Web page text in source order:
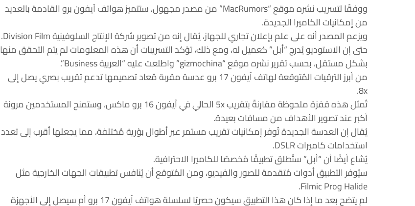
ووفقًا لتسريب نشره موقع “MacRumors” من مصدر مجهول، ستتميز هواتف آيفون برو القادمة بالعديد
من إمكانيات الكاميرا الجديدة.
ويزعم المصدر أنه على علم بإعلان تجاري للجهاز، يُقال إنه من تصوير شركة الإنتاج السلوفينية Division Film.
حتى إن الاستوديو يُدرج “أبل” كعميل له، ومع ذلك، تؤكد التسريبات أن هذه المعلومات لم يتم التحقق منها
بشكل مستقل، بحسب تقرير نشره موقع “gizmochina” واطلعت عليه “العربية Business”.
من أبرز الترقيات المُتوقعة لهاتف آيفون 17 برو عدسة مقربة مُعاد تصميمها تدعم تقريب بصري يصل إلى
8x.
تُمثل هذه قفزة ملحوظة مقارنةً بتقريب 5x الحالي في آيفون 16 برو ماكس، وستمنح المستخدمين مرونة
أكبر عند تصوير الأهداف من مسافات بعيدة.
يُقال إن العدسة الجديدة تُوفر إمكانيات تقريب مستمر عبر أطوال بؤرية مُختلفة، مما يجعلها أقرب إلى تعدد
استخدامات كاميرات DSLR.
يُشاع أيضًا أن “أبل” ستُطلق تطبيقًا مُخصصًا للكاميرا الاحترافية.
سيُوفر التطبيق أدوات مُتقدمة للصور والفيديو، ومن المُتوقع أن يُنافس تطبيقات الجهات الخارجية مثل
Halide وFilmic Pro.
لم يتضح بعد ما إذا كان هذا التطبيق سيكون حصريًا لسلسلة هواتف آيفون 17 برو أم سيصل إلى الأجهزة